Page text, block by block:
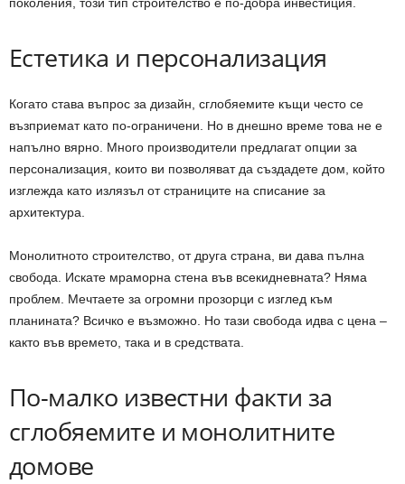
поколения, този тип строителство е по-добра инвестиция.
Естетика и персонализация
Когато става въпрос за дизайн, сглобяемите къщи често се
възприемат като по-ограничени. Но в днешно време това не е
напълно вярно. Много производители предлагат опции за
персонализация, които ви позволяват да създадете дом, който
изглежда като излязъл от страниците на списание за
архитектура.
Монолитното строителство, от друга страна, ви дава пълна
свобода. Искате мраморна стена във всекидневната? Няма
проблем. Мечтаете за огромни прозорци с изглед към
планината? Всичко е възможно. Но тази свобода идва с цена –
както във времето, така и в средствата.
По-малко известни факти за
сглобяемите и монолитните
домове